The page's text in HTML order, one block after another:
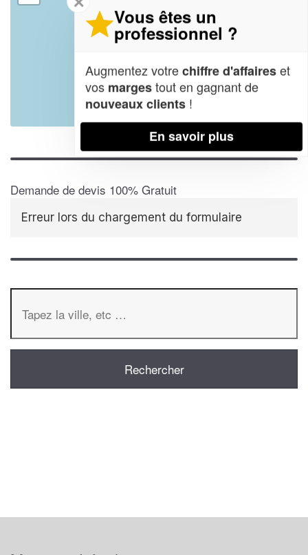
Leaflet| Map data ©OpenStreetMap contributors,CC-BY-SA
Demande de devis 100% Gratuit
Erreur lors du chargement du formulaire
Vous êtes un
professionnel ?
Augmentez votrechiffre d'affaireset
vos margestout en gagnant de
nouveaux clients !
En savoir plus